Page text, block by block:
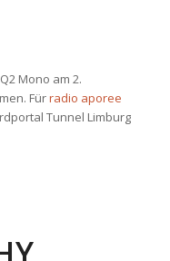
Mono am 2.
Fürradio aporee
Tunnel Limburg